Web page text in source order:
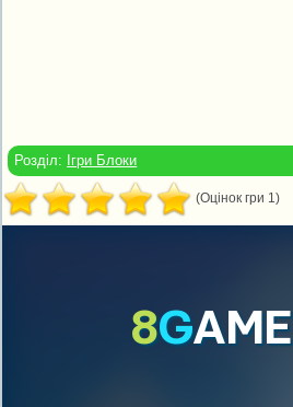
Розділ: Ігри Блоки
(Оцінок гри 1)